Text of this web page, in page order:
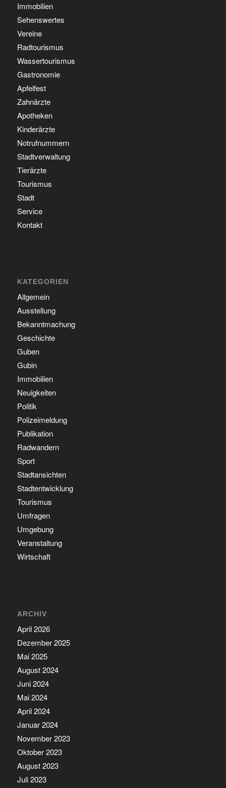
Immobilien
Sehenswertes
Vereine
Radtourismus
Wassertourismus
Gastronomie
Apfelfest
Zahnärzte
Apotheken
Kinderärzte
Notrufnummern
Stadtverwaltung
Tierärzte
Tourismus
Stadt
Service
Kontakt
KATEGORIEN
Allgemein
Ausstellung
Bekanntmachung
Geschichte
Guben
Gubin
Immobilien
Neuigkeiten
Politik
Polizeimeldung
Publikation
Radwandern
Sport
Stadtansichten
Stadtentwicklung
Tourismus
Umfragen
Umgebung
Veranstaltung
Wirtschaft
ARCHIV
April 2026
Dezember 2025
Mai 2025
August 2024
Juni 2024
Mai 2024
April 2024
Januar 2024
November 2023
Oktober 2023
August 2023
Juli 2023